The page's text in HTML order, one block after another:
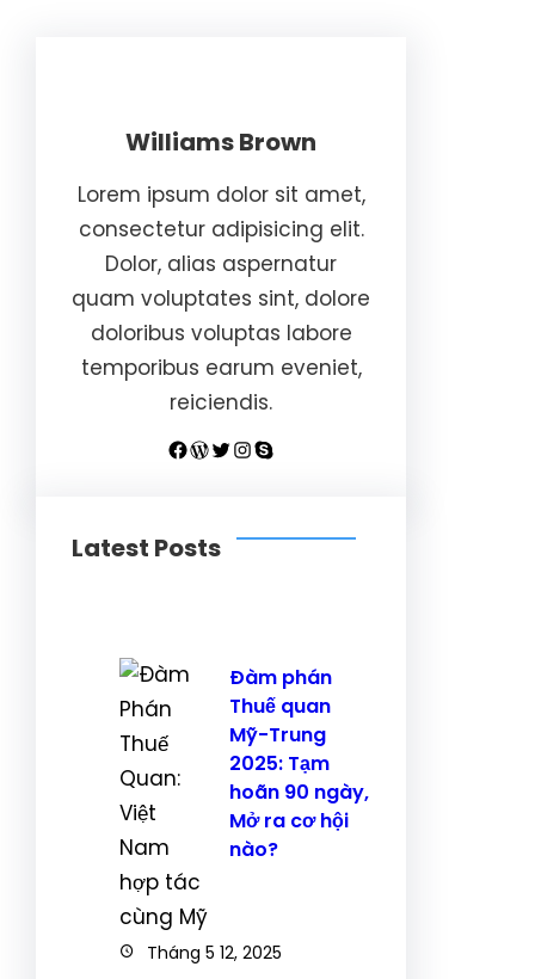
Williams Brown
Lorem ipsum dolor sit amet,
consectetur adipisicing elit.
Dolor, alias aspernatur
quam voluptates sint, dolore
doloribus voluptas labore
temporibus earum eveniet,
reiciendis.
Facebook WordPress Twitter InstagramSkype
Latest Posts
Đàm phán
Thuế quan
Mỹ-Trung
2025: Tạm
hoãn 90 ngày,
Mở ra cơ hội
nào?
Tháng 5 12, 2025